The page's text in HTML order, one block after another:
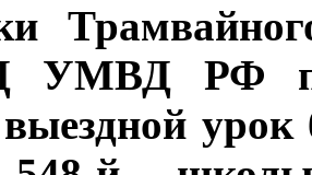
УМВД РФ по
урок